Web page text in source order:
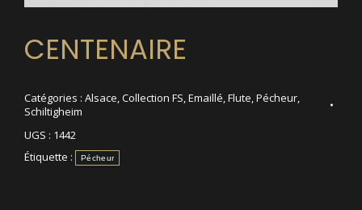
CENTENAIRE
Catégories : Alsace,Collection FS,Emaillé,Flute,Pécheur,
Schiltigheim
UGS : 1442
Étiquette :
Pécheur